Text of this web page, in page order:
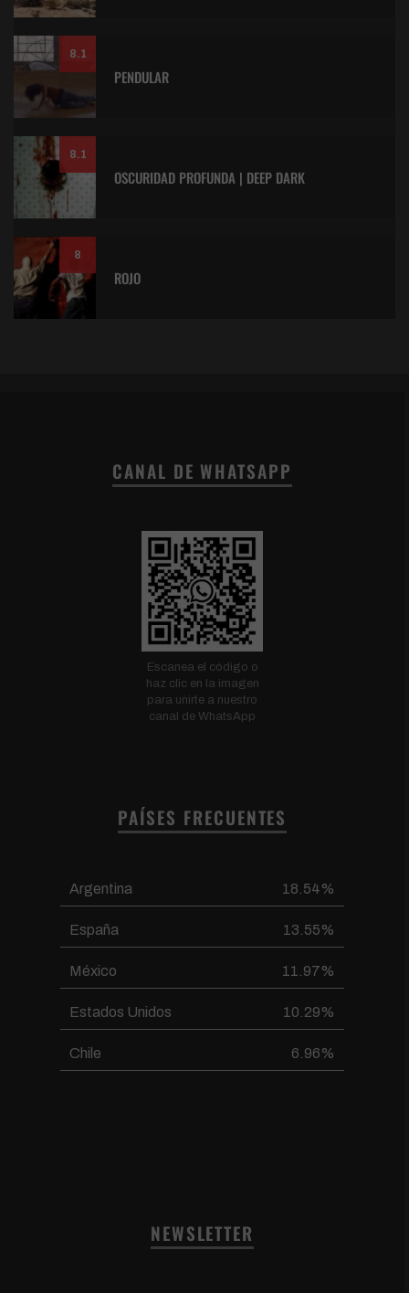
8.1
PENDULAR
8.1
OSCURIDAD PROFUNDA | DEEP DARK
8
ROJO
CANAL DE WHATSAPP
Escanea el código o
haz clic en la imagen
para unirte a nuestro
canal de WhatsApp
PAÍSES FRECUENTES
Argentina 18.54%
España 13.55%
México 11.97%
Estados Unidos 10.29%
Chile 6.96%
NEWSLETTER